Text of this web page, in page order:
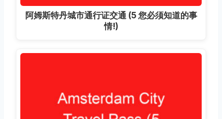
阿姆斯特丹城市通行证交通 (5 您必须知道的事
情!)